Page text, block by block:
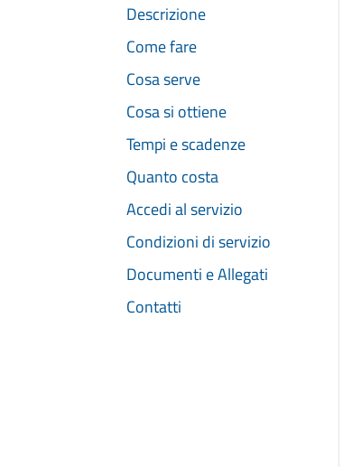
Descrizione
Come fare
Cosa serve
Cosa si ottiene
Tempi e scadenze
Quanto costa
Accedi al servizio
Condizioni di servizio
Documenti e Allegati
Contatti